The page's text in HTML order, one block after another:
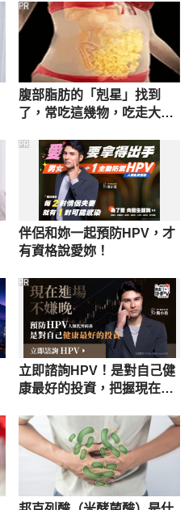
腹部脂肪的「剋星」找到
了，常吃這幾物，吃走大肚
PR
伴侶和妳一起預防HPV，才
有資格說愛妳！
PR
立即諮詢HPV！是對自己健
康最好的投資，把握現在不
PR